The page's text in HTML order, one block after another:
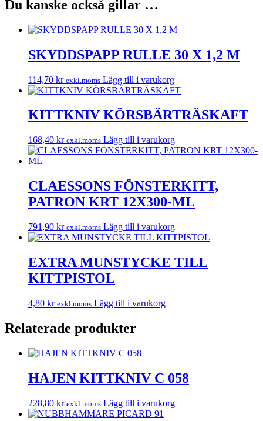
Du kanske också gillar …
SKYDDSPAPP RULLE 30 X 1,2 M
114,70 kr exkl.moms Lägg till i varukorg
KITTKNIV KÖRSBÄRTRÄSKAFT
168,40 kr exkl.moms Lägg till i varukorg
CLAESSONS FÖNSTERKITT,
PATRON KRT 12X300-ML
791,90 kr exkl.moms Lägg till i varukorg
EXTRA MUNSTYCKE TILL
KITTPISTOL
4,80 kr exkl.moms Lägg till i varukorg
Relaterade produkter
HAJEN KITTKNIV C 058
228,80 kr exkl.moms Lägg till i varukorg